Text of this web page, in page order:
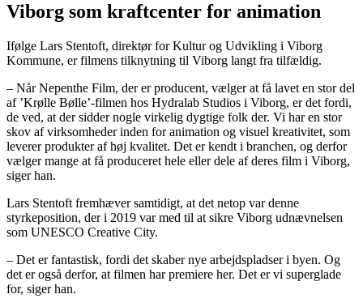
Viborg som kraftcenter for animation
Ifølge Lars Stentoft, direktør for Kultur og Udvikling i Viborg
Kommune, er filmens tilknytning til Viborg langt fra tilfældig.
– Når Nepenthe Film, der er producent, vælger at få lavet en stor del
af ’Krølle Bølle’-filmen hos Hydralab Studios i Viborg, er det fordi,
de ved, at der sidder nogle virkelig dygtige folk der. Vi har en stor
skov af virksomheder inden for animation og visuel kreativitet, som
leverer produkter af høj kvalitet. Det er kendt i branchen, og derfor
vælger mange at få produceret hele eller dele af deres film i Viborg,
siger han.
Lars Stentoft fremhæver samtidigt, at det netop var denne
styrkeposition, der i 2019 var med til at sikre Viborg udnævnelsen
som UNESCO Creative City.
– Det er fantastisk, fordi det skaber nye arbejdspladser i byen. Og
det er også derfor, at filmen har premiere her. Det er vi superglade
for, siger han.